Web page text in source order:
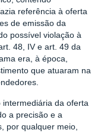
referência à oferta
de emissão da
possível violação à
48, IV e art. 49 da
era, à época,
que atuaram na
da oferta
a precisão e a
por qualquer meio,